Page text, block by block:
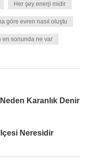
Her şey enerji midir
göre evren nasıl oluştu
en sonunda ne var
Karanlık Denir
Neresidir